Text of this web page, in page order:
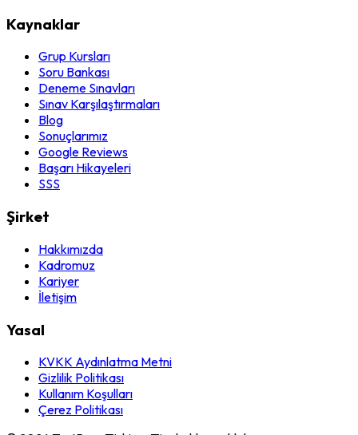
Kaynaklar
Grup Kursları
Soru Bankası
Deneme Sınavları
Sınav Karşılaştırmaları
Blog
Sonuçlarımız
Google Reviews
Başarı Hikayeleri
SSS
Şirket
Hakkımızda
Kadromuz
Kariyer
İletişim
Yasal
KVKK Aydınlatma Metni
Gizlilik Politikası
Kullanım Koşulları
Çerez Politikası